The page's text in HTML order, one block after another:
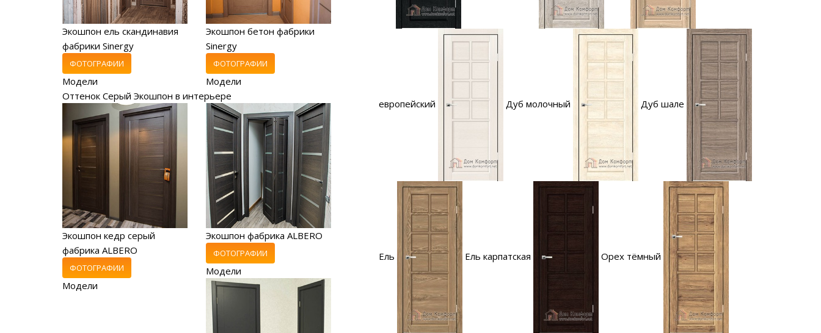
Экошпон ель скандинавия
фабрики Sinergy
ФОТОГРАФИИ
Модели
Экошпон бетон фабрики
Sinergy
ФОТОГРАФИИ
Модели
Оттенок Серый Экошпон в интерьере
Экошпон кедр серый
фабрика ALBERO
ФОТОГРАФИИ
Модели
Экошпон фабрика ALBERO
ФОТОГРАФИИ
Модели
европейский Дуб молочный Дуб шале
Ель Ель карпатская Орех тёмный